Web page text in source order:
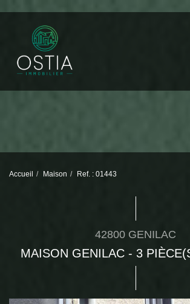
Accueil Maison Ref. : 01443
42800 GENILAC
MAISON GENILAC - 3